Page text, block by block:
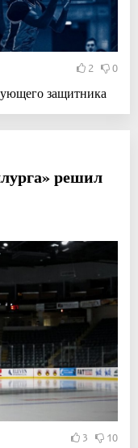
2 0
защитника
решил
3 10